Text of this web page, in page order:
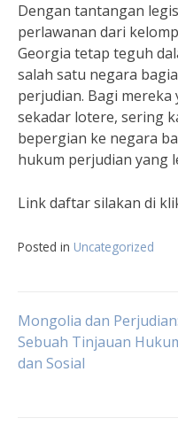
Dengan tantangan
perlawanan dari
Georgia tetap teguh
salah satu negara
perjudian. Bagi
sekadar lotere, sering
bepergian ke negara
hukum perjudian yang
Link daftar silakan di
Posted in Uncategorized
Navigasi
pos
Mongolia dan Perjudian:
Sebuah Tinjauan
dan Sosial